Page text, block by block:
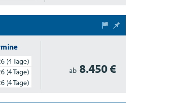
ab 8.450 €
(4 Tage)
(4 Tage)
(4 Tage)